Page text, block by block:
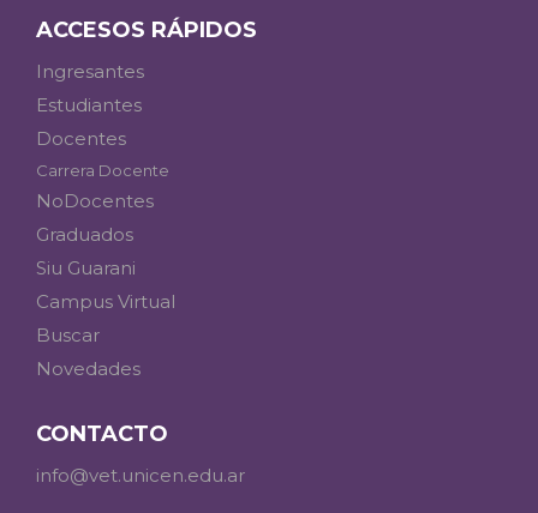
ACCESOS RÁPIDOS
Ingresantes
Estudiantes
Docentes
Carrera Docente
NoDocentes
Graduados
Siu Guarani
Campus Virtual
Buscar
Novedades
CONTACTO
info@vet.unicen.edu.ar